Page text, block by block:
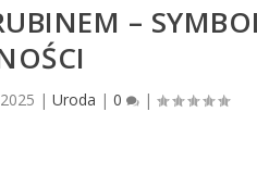
–
| Uroda | 0 |